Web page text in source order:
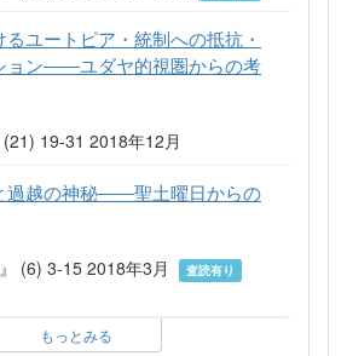
ユートピア・統制への抵抗・
ョン――ユダヤ的視圏からの考
(21) 19-31 2018年12月
過越の神秘――聖土曜日からの
(6) 3-15 2018年3月
査読有り
もっとみる